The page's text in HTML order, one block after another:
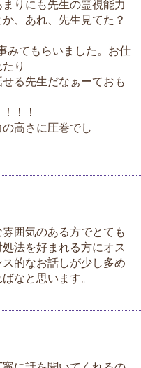
りにも先生の霊視能力
、あれ、先生見てた？
みてもらいました。お仕
り
る先生だなぁーておも
！！
高さに圧巻でし
囲気のある方でとても
法を好まれる方にオス
的なお話しが少し多め
なと思います。